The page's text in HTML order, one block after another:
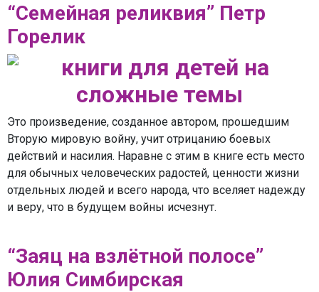
“Семейная реликвия” Петр
Горелик
Это произведение, созданное автором, прошедшим
Вторую мировую войну, учит отрицанию боевых
действий и насилия. Наравне с этим в книге есть место
для обычных человеческих радостей, ценности жизни
отдельных людей и всего народа, что вселяет надежду
и веру, что в будущем войны исчезнут.
“Заяц на взлётной полосе”
Юлия Симбирская